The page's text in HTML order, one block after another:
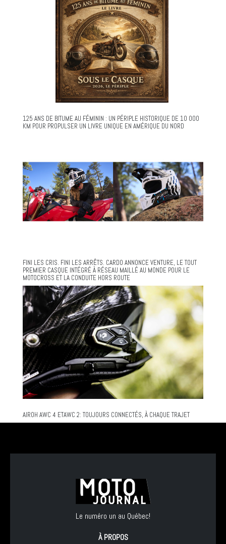
125 ANS DE BITUME AU FÉMININ : UN PÉRIPLE HISTORIQUE DE 10 000
KM POUR PROPULSER UN LIVRE UNIQUE EN AMÉRIQUE DU NORD
FINI LES CRIS. FINI LES ARRÊTS. CARDO ANNONCE VENTURE, LE TOUT
PREMIER CASQUE INTÉGRÉ À RÉSEAU MAILLÉ AU MONDE POUR LE
MOTOCROSS ET LA CONDUITE HORS ROUTE
AIROH AWC 4 ETAWC 2: TOUJOURS CONNECTÉS, À CHAQUE TRAJET
Le numéro un au Québec!
À PROPOS